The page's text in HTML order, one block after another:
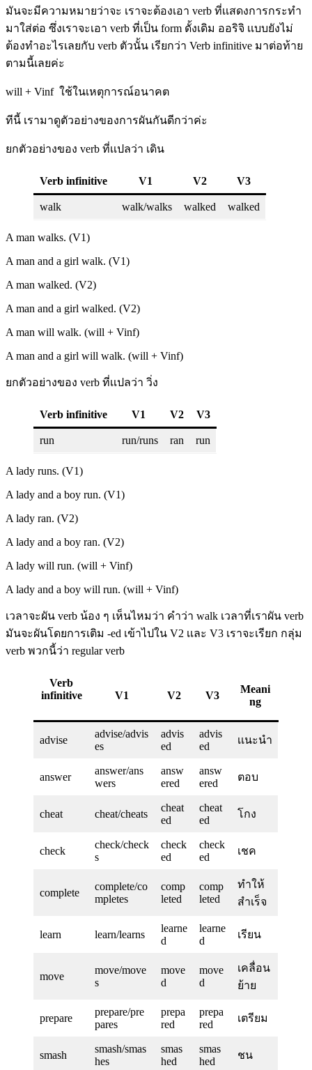
มันจะมีความหมายว่าจะ เราจะต้องเอา verb ที่เเสดงการกระทำ
มาใส่ต่อ ซึ่งเราจะเอา verb ที่เป็น form ดั้งเดิม ออริจิ เเบบยังไม่
ต้องทำอะไรเลยกับ verb ตัวนั้น เรียกว่า Verb infinitive มาต่อท้าย
ตามนี้เลยค่ะ
will + Vinf ใช้ในเหตุการณ์อนาคต
ทีนี้ เรามาดูตัวอย่างของการผันกันดีกว่าค่ะ
ยกตัวอย่างของ verb ที่เเปลว่า เดิน
Verb infinitive V1 V2 V3
walk walk/walks walked walked
A man walks. (V1)
A man and a girl walk. (V1)
A man walked. (V2)
A man and a girl walked. (V2)
A man will walk. (will + Vinf)
A man and a girl will walk. (will + Vinf)
ยกตัวอย่างของ verb ที่เเปลว่า วิ่ง
Verb infinitive V1 V2 V3
run run/runs ran run
A lady runs. (V1)
A lady and a boy run. (V1)
A lady ran. (V2)
A lady and a boy ran. (V2)
A lady will run. (will + Vinf)
A lady and a boy will run. (will + Vinf)
เวลาจะผัน verb น้อง ๆ เห็นไหมว่า คำว่า walk เวลาที่เราผัน verb
มันจะผันโดยการเติม -ed เข้าไปใน V2 เเละ V3 เราจะเรียก กลุ่ม
verb พวกนี้ว่า regular verb
Verb
infinitive
V1 V2 V3
Meani
ng
advise
advise/advis
es
advis
ed
advis
ed
เเนะนำ
answer
answer/ans
wers
answ
ered
answ
ered
ตอบ
cheat cheat/cheats
cheat
ed
cheat
ed
โกง
check
check/check
s
check
ed
check
ed
เชค
complete
complete/co
mpletes
comp
leted
comp
leted
ทำให้
สำเร็จ
learn learn/learns
learne
d
learne
d
เรียน
move
move/move
s
move
d
move
d
เคลื่อน
ย้าย
prepare
prepare/pre
pares
prepa
red
prepa
red
เตรียม
smash
smash/smas
hes
smas
hed
smas
hed
ชน